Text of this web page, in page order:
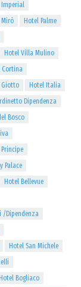
Imperial
Mirò
Hotel Palme
Hotel Villa Mulino
Cortina
Giotto
Hotel Italia
Dipendenza
Bosco
Palace
Hotel Bellevue
/Dipendenza
Hotel San Michele
Hotel Bogliaco